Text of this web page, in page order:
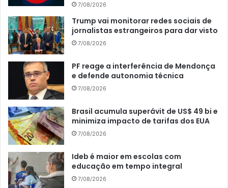
7/08/2026
Trump vai monitorar redes sociais de
jornalistas estrangeiros para dar visto
7/08/2026
PF reage a interferência de Mendonça
e defende autonomia técnica
7/08/2026
Brasil acumula superávit de US$ 49 bi e
minimiza impacto de tarifas dos EUA
7/08/2026
Ideb é maior em escolas com
educação em tempo integral
7/08/2026